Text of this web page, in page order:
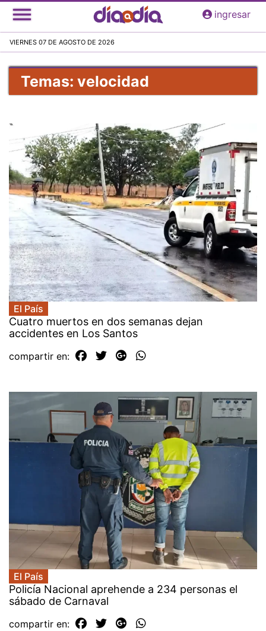
Pasar
al
principal
ingresar
VIERNES 07 DE AGOSTO DE 2026
Temas: velocidad
El País
Cuatro muertos en dos semanas dejan
accidentes en Los Santos
compartir en:
El País
Policía Nacional aprehende a 234 personas el
sábado de Carnaval
compartir en: